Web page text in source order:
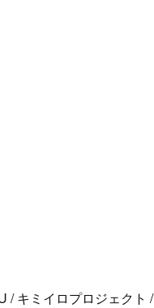
/ キミイロプロジェクト /